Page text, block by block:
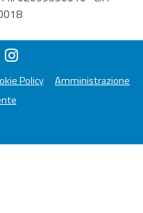
Policy
Amministrazione